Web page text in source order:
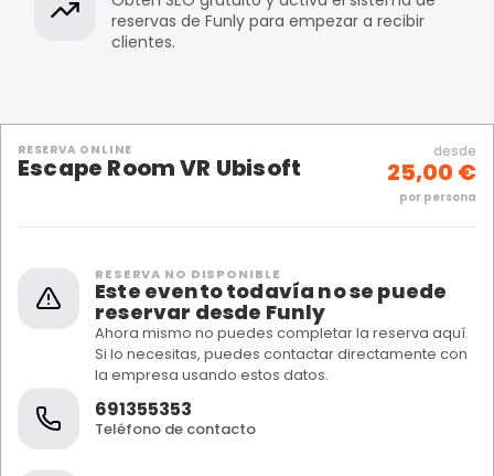
reservas de Funly para empezar a recibir
clientes.
RESERVA ONLINE
Escape Room VR Ubisoft
desde
25,00 €
por persona
RESERVA NO DISPONIBLE
Este evento todavía no se puede
reservar desde Funly
Ahora mismo no puedes completar la reserva aquí.
Si lo necesitas, puedes contactar directamente con
la empresa usando estos datos.
691355353
Teléfono de contacto